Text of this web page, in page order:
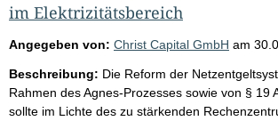
im Elektrizitätsbereich
Angegeben von: Christ Capital GmbH am
Beschreibung: Die Reform der
Rahmen des Agnes-Prozesses sowie von § 19
sollte im Lichte des zu stärkenden